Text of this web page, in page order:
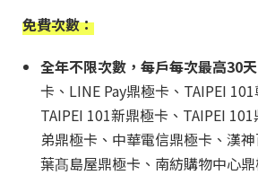
免費次數：
全年不限次數，每戶每次最高30天
卡、LINE Pay鼎極卡、TAIPEI 101
TAIPEI 101新鼎極卡、TAIPEI
弟鼎極卡、中華電信鼎極卡、漢
葉髙島屋鼎極卡、南紡購物中心